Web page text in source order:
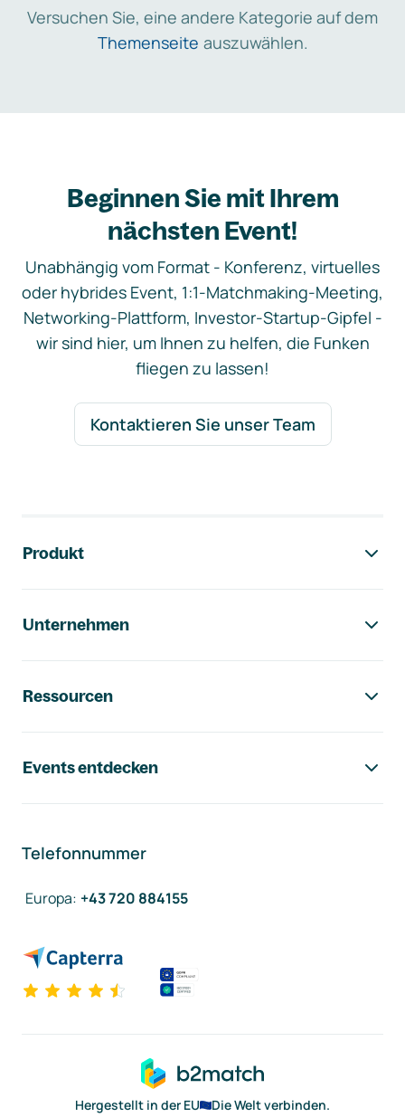
Versuchen Sie, eine andere Kategorie auf dem
Themenseite auszuwählen.
Beginnen Sie mit Ihrem
nächsten Event!
Unabhängig vom Format - Konferenz, virtuelles
oder hybrides Event, 1:1-Matchmaking-Meeting,
Networking-Plattform, Investor-Startup-Gipfel -
wir sind hier, um Ihnen zu helfen, die Funken
fliegen zu lassen!
Kontaktieren Sie unser Team
Produkt
Unternehmen
Ressourcen
Events entdecken
Telefonnummer
Europa: +43 720 884155
Hergestellt in der EU
Die Welt verbinden.